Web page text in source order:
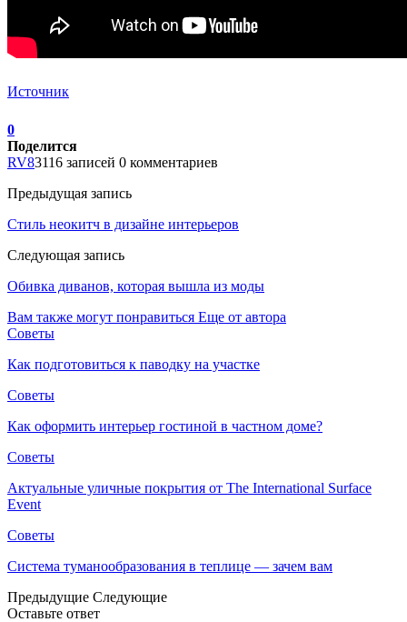
Источник
0
Поделится
RV83116 записей 0 комментариев
Предыдущая запись
Стиль неокитч в дизайне интерьеров
Следующая запись
Обивка диванов, которая вышла из моды
Вам также могут понравиться Еще от автора
Советы
Как подготовиться к паводку на участке
Советы
Как оформить интерьер гостиной в частном доме?
Советы
Актуальные уличные покрытия от The International Surface
Event
Советы
Система туманообразования в теплице — зачем вам
Предыдущие Следующие
Оставьте ответ